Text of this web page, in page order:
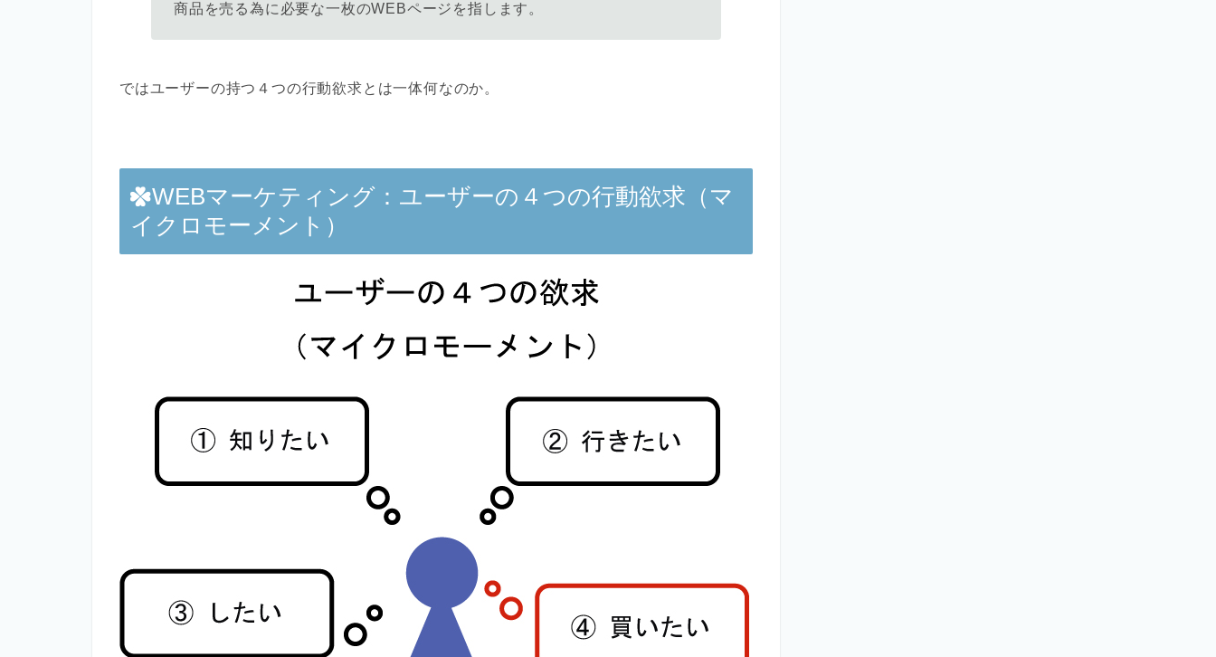
商品を売る為に必要な一枚のWEBページを指します。
ではユーザーの持つ４つの行動欲求とは一体何なのか。
WEBマーケティング：ユーザーの４つの行動欲求（マ
イクロモーメント）